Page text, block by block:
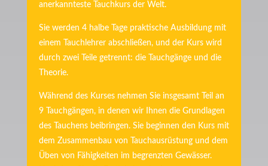
anerkannteste Tauchkurs der Welt.
Sie werden 4 halbe Tage praktische Ausbildung mit
einem Tauchlehrer abschließen, und der Kurs wird
durch zwei Teile getrennt: die Tauchgänge und die
Theorie.
Während des Kurses nehmen Sie insgesamt Teil an
9 Tauchgängen, in denen wir Ihnen die Grundlagen
des Tauchens beibringen. Sie beginnen den Kurs mit
dem Zusammenbau von Tauchausrüstung und dem
Üben von Fähigkeiten im begrenzten Gewässer.